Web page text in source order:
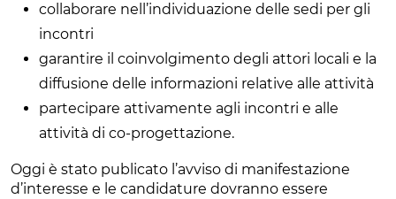
collaborare nell’individuazione delle sedi per gli
incontri
garantire il coinvolgimento degli attori locali e la
diffusione delle informazioni relative alle attività
partecipare attivamente agli incontri e alle
attività di co-progettazione.
Oggi è stato publicato l’avviso di manifestazione
d’interesse e le candidature dovranno essere